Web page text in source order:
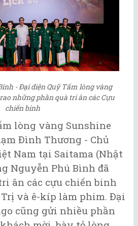
- Đại diện Quỹ Tấm lòng vàng
những phần quà tri ân các Cựu
chiến binh
lòng vàng Sunshine
Đình Thương - Chủ
Nam tại Saitama (Nhật
Nguyễn Phú Bình đã
ân các cựu chiến binh
Trị và ê-kíp làm phim. Đại
cũng gửi nhiều phần